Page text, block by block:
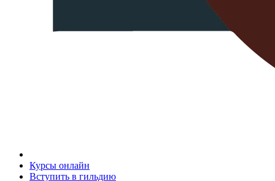
Курсы онлайн
Вступить в гильдию